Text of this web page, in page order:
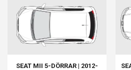
SEAT MII 5-DÖRRAR | 2012-